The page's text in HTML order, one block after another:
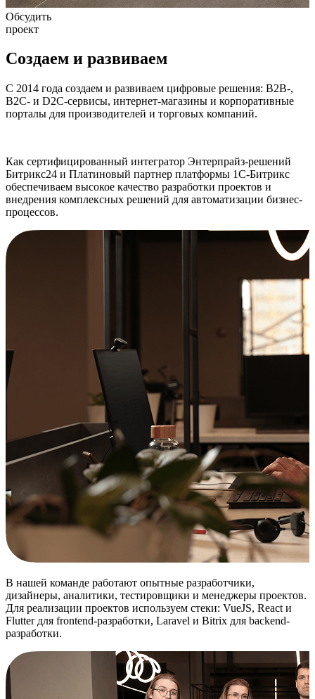
Обсудить
проект
Создаем и развиваем
С 2014 года создаем и развиваем цифровые решения: B2B-,
B2C- и D2C-сервисы, интернет-магазины и корпоративные
порталы для производителей и торговых компаний.
Как сертифицированный интегратор Энтерпрайз-решений
Битрикс24 и Платиновый партнер платформы 1С-Битрикс
обеспечиваем высокое качество разработки проектов и
внедрения комплексных решений для автоматизации бизнес-
процессов.
В нашей команде работают опытные разработчики,
дизайнеры, аналитики, тестировщики и менеджеры проектов.
Для реализации проектов используем стеки: VueJS, React и
Flutter для frontend-разработки, Laravel и Bitrix для backend-
разработки.